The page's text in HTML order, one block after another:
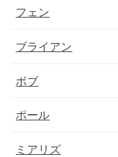
フェン
ブライアン
ボブ
ポール
ミアリズ